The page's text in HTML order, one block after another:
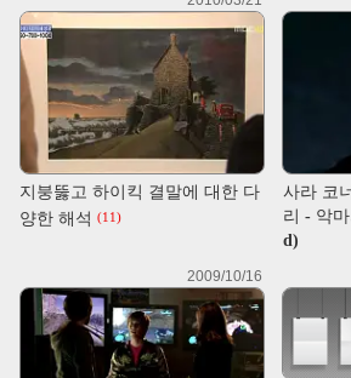
지붕뚫고 하이킥 결말에 대한 다
양한 해석(11)
사라 코
리 - 악
d)
2009/10/16